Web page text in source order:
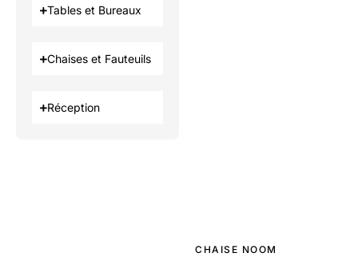
Tables et Bureaux
Chaises et Fauteuils
Réception
CHAISE NOOM